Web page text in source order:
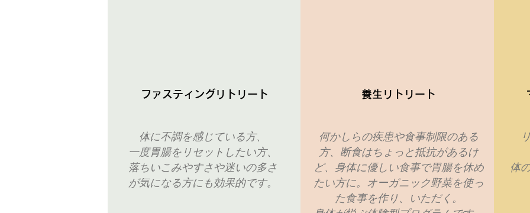
ファスティングリトリート
体に不調を感じている方、
一度胃腸をリセットしたい方、
落ちいこみやすさや迷いの多さ
が気になる方にも効果的です。
​養生リトリート
何かしらの疾患や食事制限のある
方、断食はちょっと抵抗があるけ
ど、身体に優しい食事で胃腸を休め
たい方に。オーガニック野菜を使っ
た食事を作り、いただく。
体